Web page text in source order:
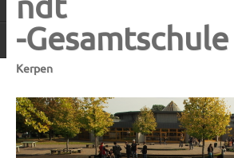
-Gesamtschule
Kerpen